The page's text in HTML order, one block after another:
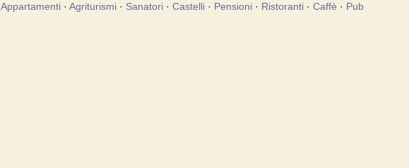
Appartamenti · Agriturismi · Sanatori · Castelli · Pensioni · Ristoranti · Caffè · Pub